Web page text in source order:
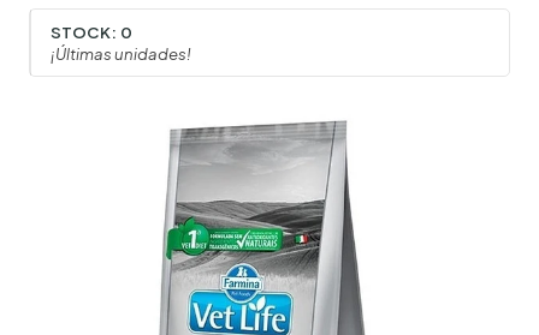
STOCK: 0
¡Últimas unidades!